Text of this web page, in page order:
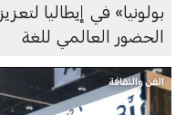
بولونيا» في إيطاليا لتعزيز
الحضور العالمي للغة
الفن والثقافة